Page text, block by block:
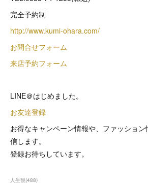
完全予約制
http://www.kumi-ohara.com/
お問合せフォーム
来店予約フォーム
LINE＠はじめました。
お友達登録
お得なキャンペーン情報や、ファッショ
信します。
登録お待ちしています。
人生観(488)